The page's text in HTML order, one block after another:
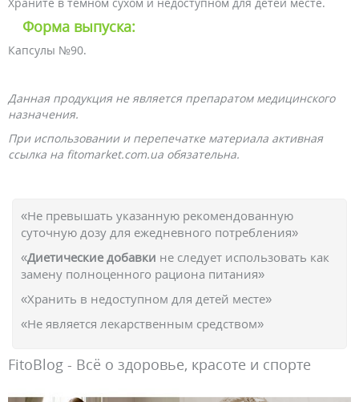
Форма выпуска:
Капсулы №90.
Данная продукция не является препаратом медицинского
назначения.
При использовании и перепечатке материала активная
ссылка на fitomarket.com.ua обязательна.
«Не превышать указанную рекомендованную
суточную дозу для ежедневного потребления»
«Диетические добавки не следует использовать как
замену полноценного рациона питания»
«Хранить в недоступном для детей месте»
«Не является лекарственным средством»
FitoBlog - Всё о здоровье, красоте и спорте